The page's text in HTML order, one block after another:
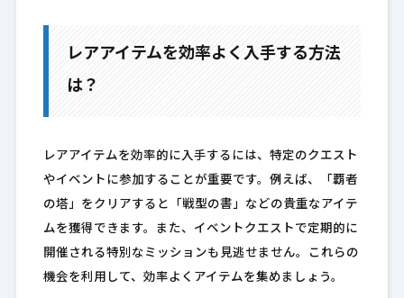
レアアイテムを効率よく入手する方法
は？
レアアイテムを効率的に入手するには、特定のクエスト
やイベントに参加することが重要です。例えば、「覇者
の塔」をクリアすると「戦型の書」などの貴重なアイテ
ムを獲得できます。また、イベントクエストで定期的に
開催される特別なミッションも見逃せません。これらの
機会を利用して、効率よくアイテムを集めましょう。